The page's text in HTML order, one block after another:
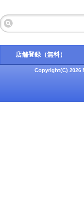
店舗登録（無料）
Copyright(C) 2026